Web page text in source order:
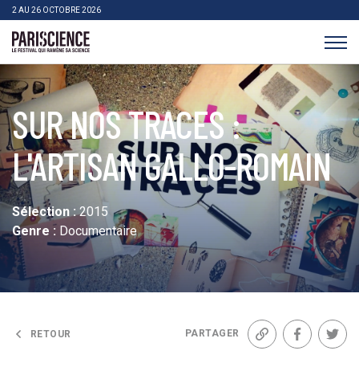
>Aller au contenu
2 AU 26 OCTOBRE 2026
SUR NOS TRACES :
L'ARTISAN GALLO-ROMAIN
Sélection :2015
Genre : Documentaire
RETOUR PARTAGER
Lien Facebook
Panneau de gestion des cookies